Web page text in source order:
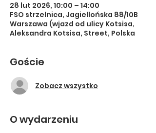
28 lut 2026, 10:00 – 14:00
FSO strzelnica, Jagiellońska 88/10B
Warszawa (wjazd od ulicy Kotsisa,
Aleksandra Kotsisa, Street, Polska
Goście
Zobacz wszystko
O wydarzeniu